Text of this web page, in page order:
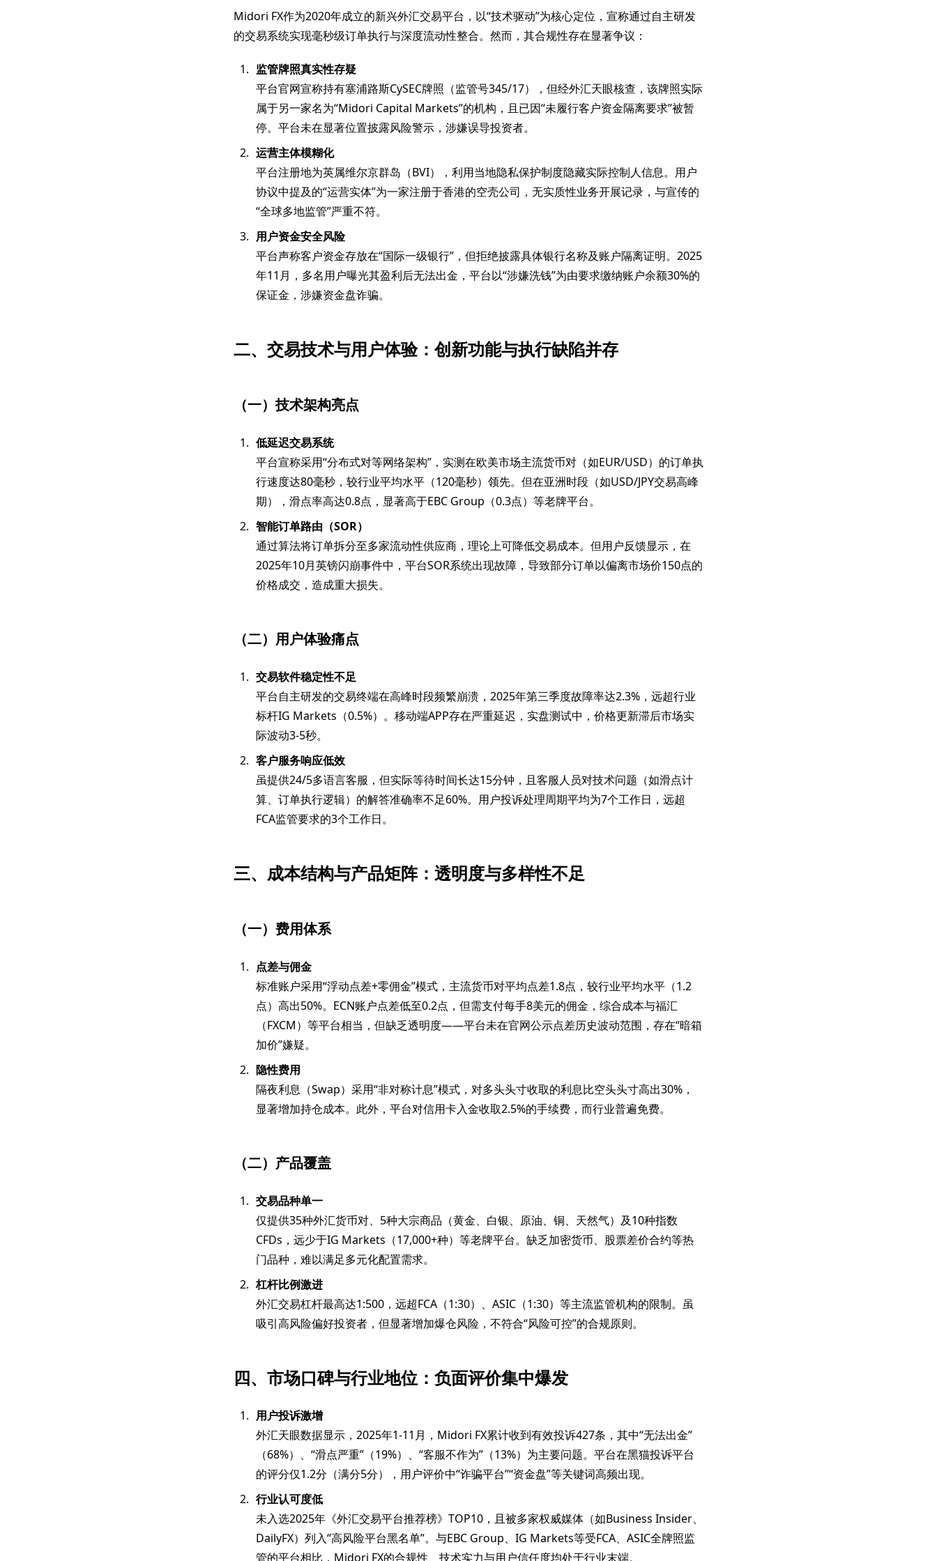
Midori FX作为2020年成立的新兴外汇交易平台，以“技术驱动”为核心定位，宣称通过自主研发
的交易系统实现毫秒级订单执行与深度流动性整合。然而，其合规性存在显著争议：
监管牌照真实性存疑
平台官网宣称持有塞浦路斯CySEC牌照（监管号345/17），但经外汇天眼核查，该牌照实际
属于另一家名为“Midori Capital Markets”的机构，且已因“未履行客户资金隔离要求”被暂
停。平台未在显著位置披露风险警示，涉嫌误导投资者。
运营主体模糊化
平台注册地为英属维尔京群岛（BVI），利用当地隐私保护制度隐藏实际控制人信息。用户
协议中提及的“运营实体”为一家注册于香港的空壳公司，无实质性业务开展记录，与宣传的
“全球多地监管”严重不符。
用户资金安全风险
平台声称客户资金存放在“国际一级银行”，但拒绝披露具体银行名称及账户隔离证明。2025
年11月，多名用户曝光其盈利后无法出金，平台以“涉嫌洗钱”为由要求缴纳账户余额30%的
保证金，涉嫌资金盘诈骗。
二、交易技术与用户体验：创新功能与执行缺陷并存
（一）技术架构亮点
低延迟交易系统
平台宣称采用“分布式对等网络架构”，实测在欧美市场主流货币对（如EUR/USD）的订单执
行速度达80毫秒，较行业平均水平（120毫秒）领先。但在亚洲时段（如USD/JPY交易高峰
期），滑点率高达0.8点，显著高于EBC Group（0.3点）等老牌平台。
智能订单路由（SOR）
通过算法将订单拆分至多家流动性供应商，理论上可降低交易成本。但用户反馈显示，在
2025年10月英镑闪崩事件中，平台SOR系统出现故障，导致部分订单以偏离市场价150点的
价格成交，造成重大损失。
（二）用户体验痛点
交易软件稳定性不足
平台自主研发的交易终端在高峰时段频繁崩溃，2025年第三季度故障率达2.3%，远超行业
标杆IG Markets（0.5%）。移动端APP存在严重延迟，实盘测试中，价格更新滞后市场实
际波动3-5秒。
客户服务响应低效
虽提供24/5多语言客服，但实际等待时间长达15分钟，且客服人员对技术问题（如滑点计
算、订单执行逻辑）的解答准确率不足60%。用户投诉处理周期平均为7个工作日，远超
FCA监管要求的3个工作日。
三、成本结构与产品矩阵：透明度与多样性不足
（一）费用体系
点差与佣金
标准账户采用“浮动点差+零佣金”模式，主流货币对平均点差1.8点，较行业平均水平（1.2
点）高出50%。ECN账户点差低至0.2点，但需支付每手8美元的佣金，综合成本与福汇
（FXCM）等平台相当，但缺乏透明度——平台未在官网公示点差历史波动范围，存在“暗箱
加价”嫌疑。
隐性费用
隔夜利息（Swap）采用“非对称计息”模式，对多头头寸收取的利息比空头头寸高出30%，
显著增加持仓成本。此外，平台对信用卡入金收取2.5%的手续费，而行业普遍免费。
（二）产品覆盖
交易品种单一
仅提供35种外汇货币对、5种大宗商品（黄金、白银、原油、铜、天然气）及10种指数
CFDs，远少于IG Markets（17,000+种）等老牌平台。缺乏加密货币、股票差价合约等热
门品种，难以满足多元化配置需求。
杠杆比例激进
外汇交易杠杆最高达1:500，远超FCA（1:30）、ASIC（1:30）等主流监管机构的限制。虽
吸引高风险偏好投资者，但显著增加爆仓风险，不符合“风险可控”的合规原则。
四、市场口碑与行业地位：负面评价集中爆发
用户投诉激增
外汇天眼数据显示，2025年1-11月，Midori FX累计收到有效投诉427条，其中“无法出金”
（68%）、“滑点严重”（19%）、“客服不作为”（13%）为主要问题。平台在黑猫投诉平台
的评分仅1.2分（满分5分），用户评价中“诈骗平台”“资金盘”等关键词高频出现。
行业认可度低
未入选2025年《外汇交易平台推荐榜》TOP10，且被多家权威媒体（如Business Insider、
DailyFX）列入“高风险平台黑名单”。与EBC Group、IG Markets等受FCA、ASIC全牌照监
管的平台相比，Midori FX的合规性、技术实力与用户信任度均处于行业末端。